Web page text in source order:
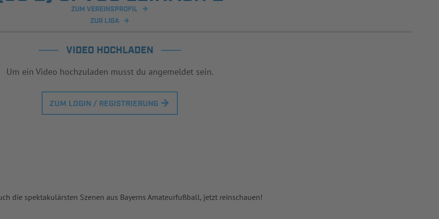
ZUM VEREINSPROFIL
ZUR LIGA
VIDEO HOCHLADEN
Um ein Video hochzuladen musst du angemeldet sein.
ZUM LOGIN / REGISTRIERUNG
die spektakulärsten Szenen aus Bayerns Amateurfußball, jetzt reinschauen!